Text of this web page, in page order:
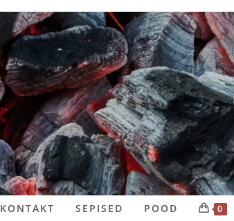
KONTAKT SEPISED POOD 0